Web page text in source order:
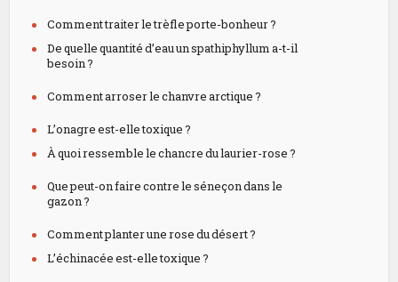
Comment traiter le trèfle porte-bonheur ?
De quelle quantité d’eau un spathiphyllum a-t-il
besoin ?
Comment arroser le chanvre arctique ?
L’onagre est-elle toxique ?
À quoi ressemble le chancre du laurier-rose ?
Que peut-on faire contre le séneçon dans le
gazon ?
Comment planter une rose du désert ?
L’échinacée est-elle toxique ?